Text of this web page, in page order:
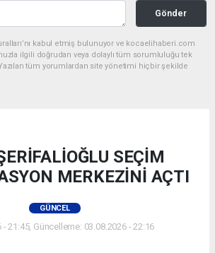
Gönder
kabul etmiş bulunuyor ve kocaelihaberi.com
ilgili doğrudan veya dolaylı tüm sorumluluğu tek
tüm yorumlardan site yönetimi hiçbir şekilde
SEÇİM
MERKEZİNİ AÇTI
GÜNCEL
- 21:45, Güncelleme: 03.08.2026 - 22:16